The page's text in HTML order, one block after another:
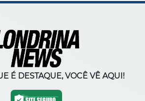
É DESTAQUE, VOCÊ VÊ AQUI!